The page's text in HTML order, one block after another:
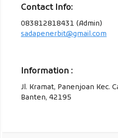
Contact Info:
083812818431 (Admin)
sadapenerbit@gmail.com
Information :
Jl. Kramat, Panenjoan Kec.
Banten, 42195